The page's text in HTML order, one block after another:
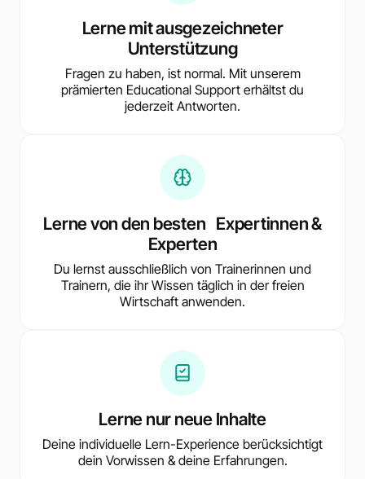
Lerne mit ausgezeichneter
Unterstützung
Fragen zu haben, ist normal. Mit unserem
prämierten Educational Support erhältst du
jederzeit Antworten.
Lerne von den besten Expertinnen &
Experten
Du lernst ausschließlich von Trainerinnen und
Trainern, die ihr Wissen täglich in der freien
Wirtschaft anwenden.
Lerne nur neue Inhalte
Deine individuelle Lern-Experience berücksichtigt
dein Vorwissen & deine Erfahrungen.